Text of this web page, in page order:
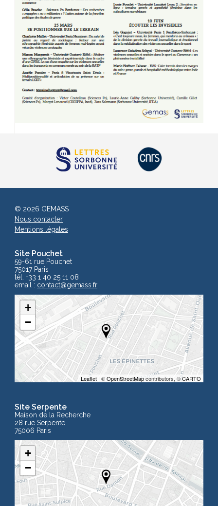
Site Pouchet
59-61 rue Pouchet
75017 Paris
tél. +33 1 40 25 11 08
email : contact@gemass.fr
+
−
Leaflet | ©OpenStreetMapcontributors, ©CARTO
Site Serpente
Maison de la Recherche
28 rue Serpente
75006 Paris
+
−
© 2026 GEMASS
Nous contacter
Mentions légales